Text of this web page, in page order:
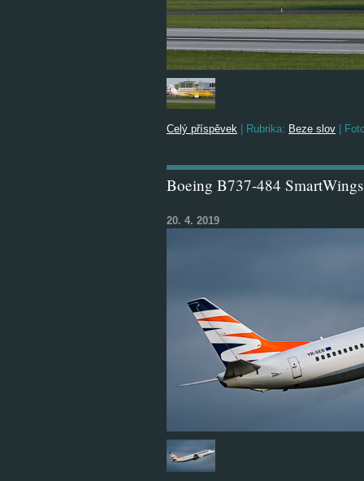
Celý příspěvek Rubrika: Beze slov
Boeing B737-484
20. 4. 2019